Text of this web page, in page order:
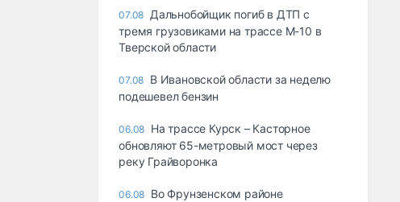
07.08 Дальнобойщик погиб в ДТП с
тремя грузовиками на трассе М-10 в
Тверской области
07.08 В Ивановской области за неделю
подешевел бензин
06.08 На трассе Курск – Касторное
обновляют 65-метровый мост через
реку Грайворонка
06.08 Во Фрунзенском районе